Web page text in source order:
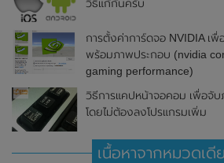
วิธีแก้กันครับ
การตั้งค่าการ์ดจอ NVIDIA เพื่
พร้อมภาพประกอบ (nvidia
gaming performance)
วิธีการแคปหน้าจอคอม เพื่อจั
โดยไม่ต้องลงโปรแกรมเพิ่ม
เนื้อหาจากหมวดเดี